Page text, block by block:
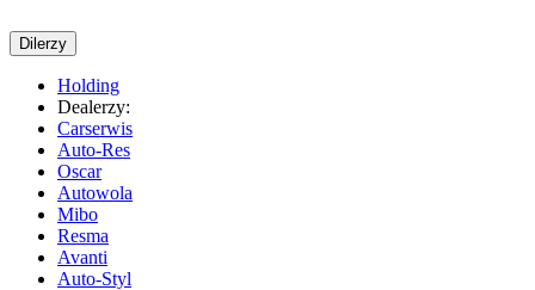
Dilerzy
Holding
Dealerzy:
Carserwis
Auto-Res
Oscar
Autowola
Mibo
Resma
Avanti
Auto-Styl